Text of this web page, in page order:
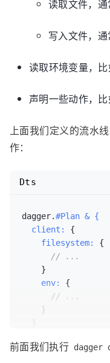
		}
	}
		}
		}
	}
读取文件，
写入文件，
读取环境变量，
声明一些动作，
上面我们定义的流水
作：
dagger.#Plan & {
  client:
{
    filesystem:
{
// ...
}
    env:
{
// ...
}
}
    deps:
docker.
Dts
前面我们执行 dagger